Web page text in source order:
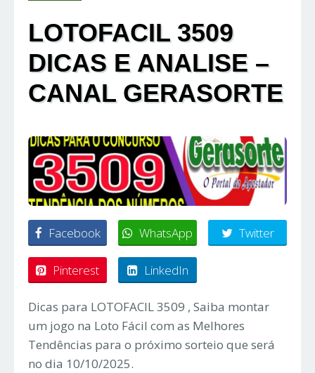
LOTOFACIL 3509
DICAS E ANALISE –
CANAL GERASORTE
Facebook WhatsApp Twitter
Pinterest LinkedIn
Dicas para LOTOFACIL 3509 , Saiba montar
um jogo na Loto Fácil com as Melhores
Tendências para o próximo sorteio que será
no dia 10/10/2025.